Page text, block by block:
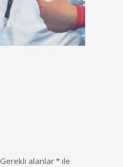
Gerekli alanlar*ile